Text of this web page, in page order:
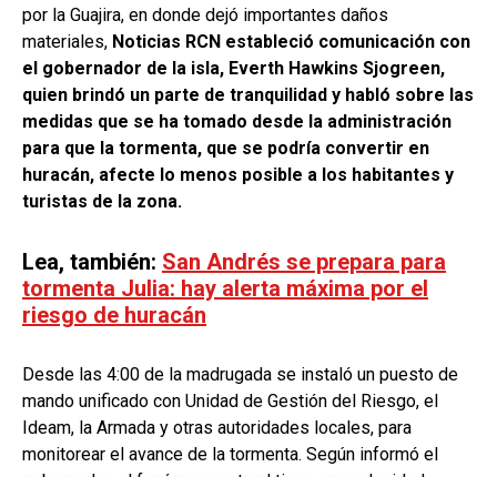
por la Guajira, en donde dejó importantes daños
materiales, Noticias RCN estableció comunicación con
el gobernador de la isla, Everth Hawkins Sjogreen,
quien brindó un parte de tranquilidad y habló sobre las
medidas que se ha tomado desde la administración
para que la tormenta, que se podría convertir en
huracán, afecte lo menos posible a los habitantes y
turistas de la zona.
Lea, también: San Andrés se prepara para
tormenta Julia: hay alerta máxima por el
riesgo de huracán
Desde las 4:00 de la madrugada se instaló un puesto de
mando unificado con Unidad de Gestión del Riesgo, el
Ideam, la Armada y otras autoridades locales, para
monitorear el avance de la tormenta. Según informó el